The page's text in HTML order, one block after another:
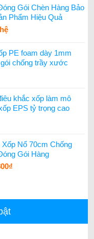
Gói Chèn Hàng Bảo
Phẩm Hiệu Quả
PE foam dày 1mm
chống trầy xước
khắc xốp làm mô
EPS tỷ trọng cao
Xốp Nổ 70cm Chống
Gói Hàng
₫